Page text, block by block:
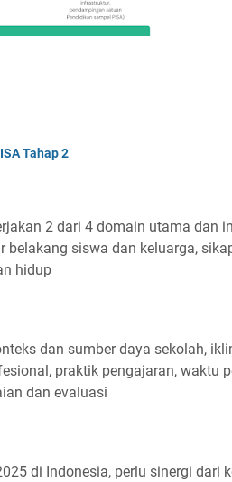
Tahap 2
2 dari 4 domain utama dan
belakang siswa dan keluarga,
hidup
dan sumber daya sekolah,
praktik pengajaran, waktu
dan evaluasi
di Indonesia, perlu sinergi dari